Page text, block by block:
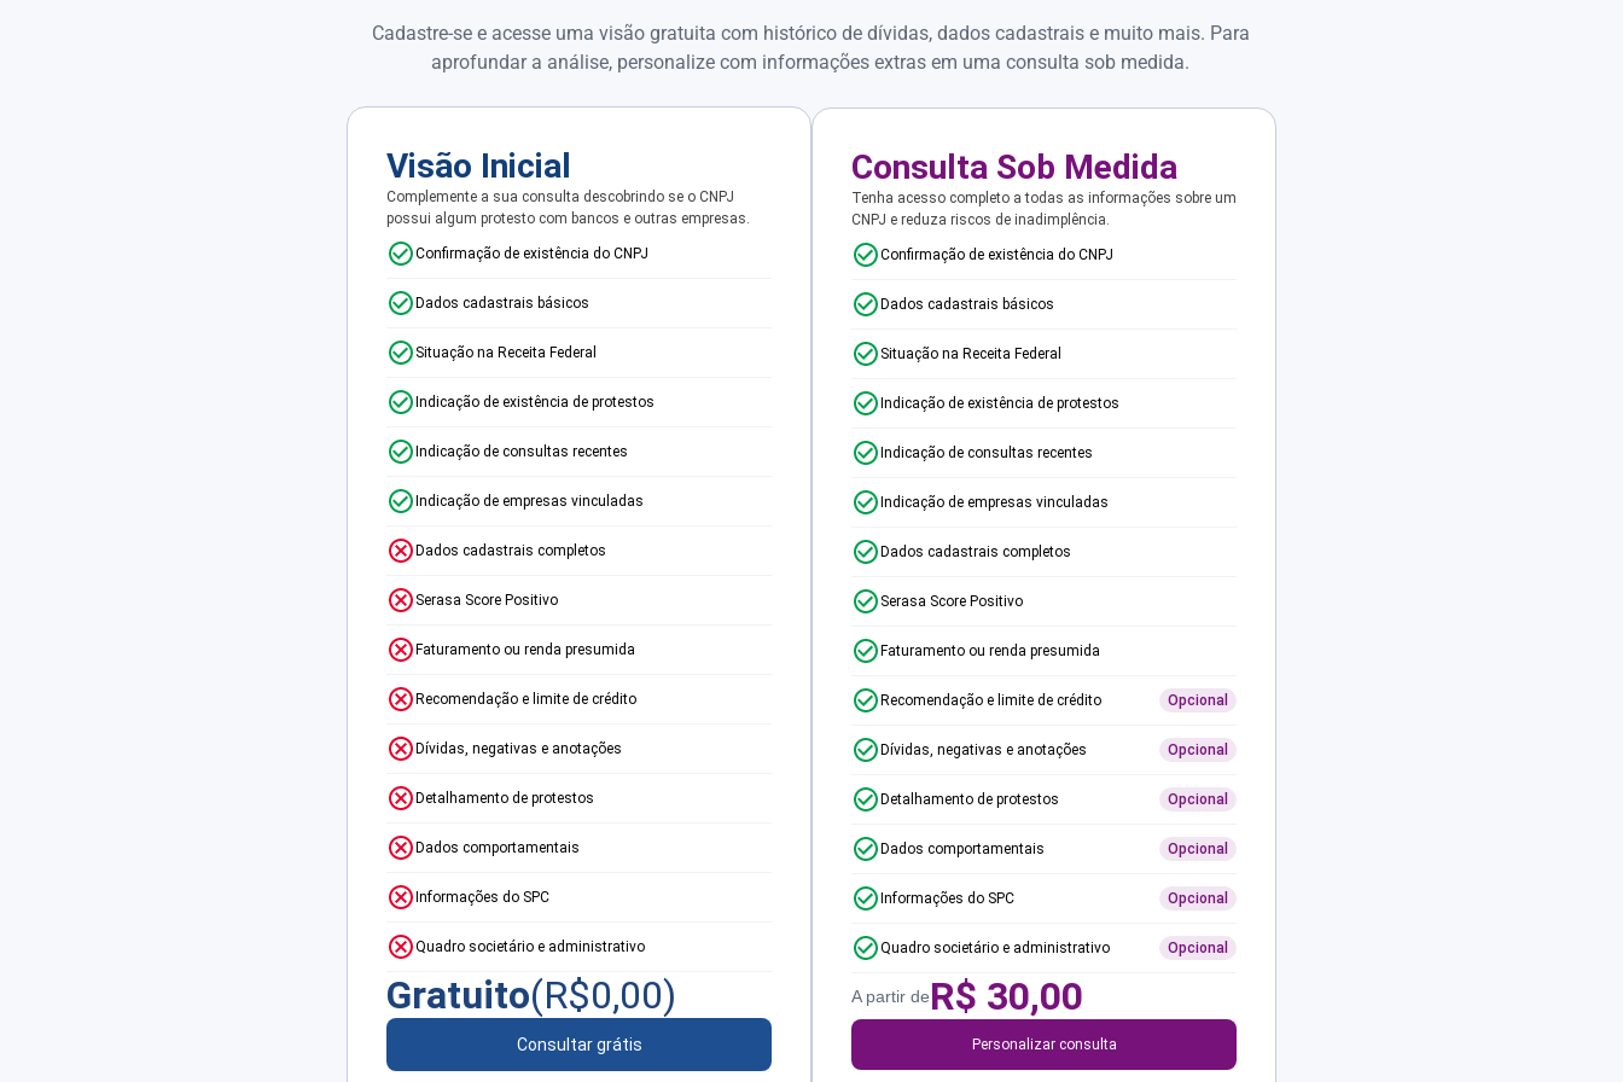
Cadastre-se e acesse uma visão gratuita com histórico de dívidas, dados cadastrais e muito mais. Para
aprofundar a análise, personalize com informações extras em uma consulta sob medida.
Visão Inicial
Complemente a sua consulta descobrindo se o CNPJ
possui algum protesto com bancos e outras empresas.
Confirmação de existência do CNPJ
Dados cadastrais básicos
Situação na Receita Federal
Indicação de existência de protestos
Indicação de consultas recentes
Indicação de empresas vinculadas
Dados cadastrais completos
Serasa Score Positivo
Faturamento ou renda presumida
Recomendação e limite de crédito
Dívidas, negativas e anotações
Detalhamento de protestos
Dados comportamentais
Informações do SPC
Quadro societário e administrativo
Gratuito(R$0,00)
Consultar grátis
Consulta Sob Medida
Tenha acesso completo a todas as informações sobre um
CNPJ e reduza riscos de inadimplência.
Confirmação de existência do CNPJ
Dados cadastrais básicos
Situação na Receita Federal
Indicação de existência de protestos
Indicação de consultas recentes
Indicação de empresas vinculadas
Dados cadastrais completos
Serasa Score Positivo
Faturamento ou renda presumida
Recomendação e limite de crédito Opcional
Dívidas, negativas e anotações Opcional
Detalhamento de protestos Opcional
Dados comportamentais Opcional
Informações do SPC Opcional
Quadro societário e administrativo Opcional
A partir deR$ 30,00
Personalizar consulta